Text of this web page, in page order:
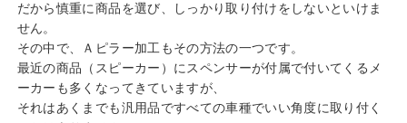
だから慎重に商品を選び、しっかり取り付けをしないといけま
せん。
その中で、Ａピラー加工もその方法の一つです。
最近の商品（スピーカー）にスペンサーが付属で付いてくるメ
ーカーも多くなってきていますが、
それはあくまでも汎用品ですべての車種でいい角度に取り付く